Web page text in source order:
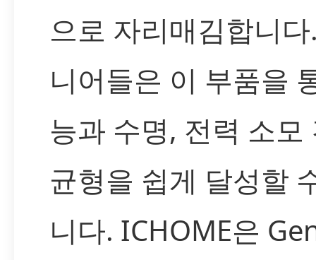
으로 자리매김합니
니어들은 이 부품을
능과 수명, 전력 소모
균형을 쉽게 달성할
니다. ICHOME은